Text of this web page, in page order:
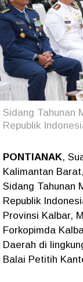
Sidang Tahunan
Republik
PONTIANAK,
Kalimantan
Sidang Tahunan
Republik
Provinsi Kalbar,
Forkopimda
Daerah di
Balai Petitih